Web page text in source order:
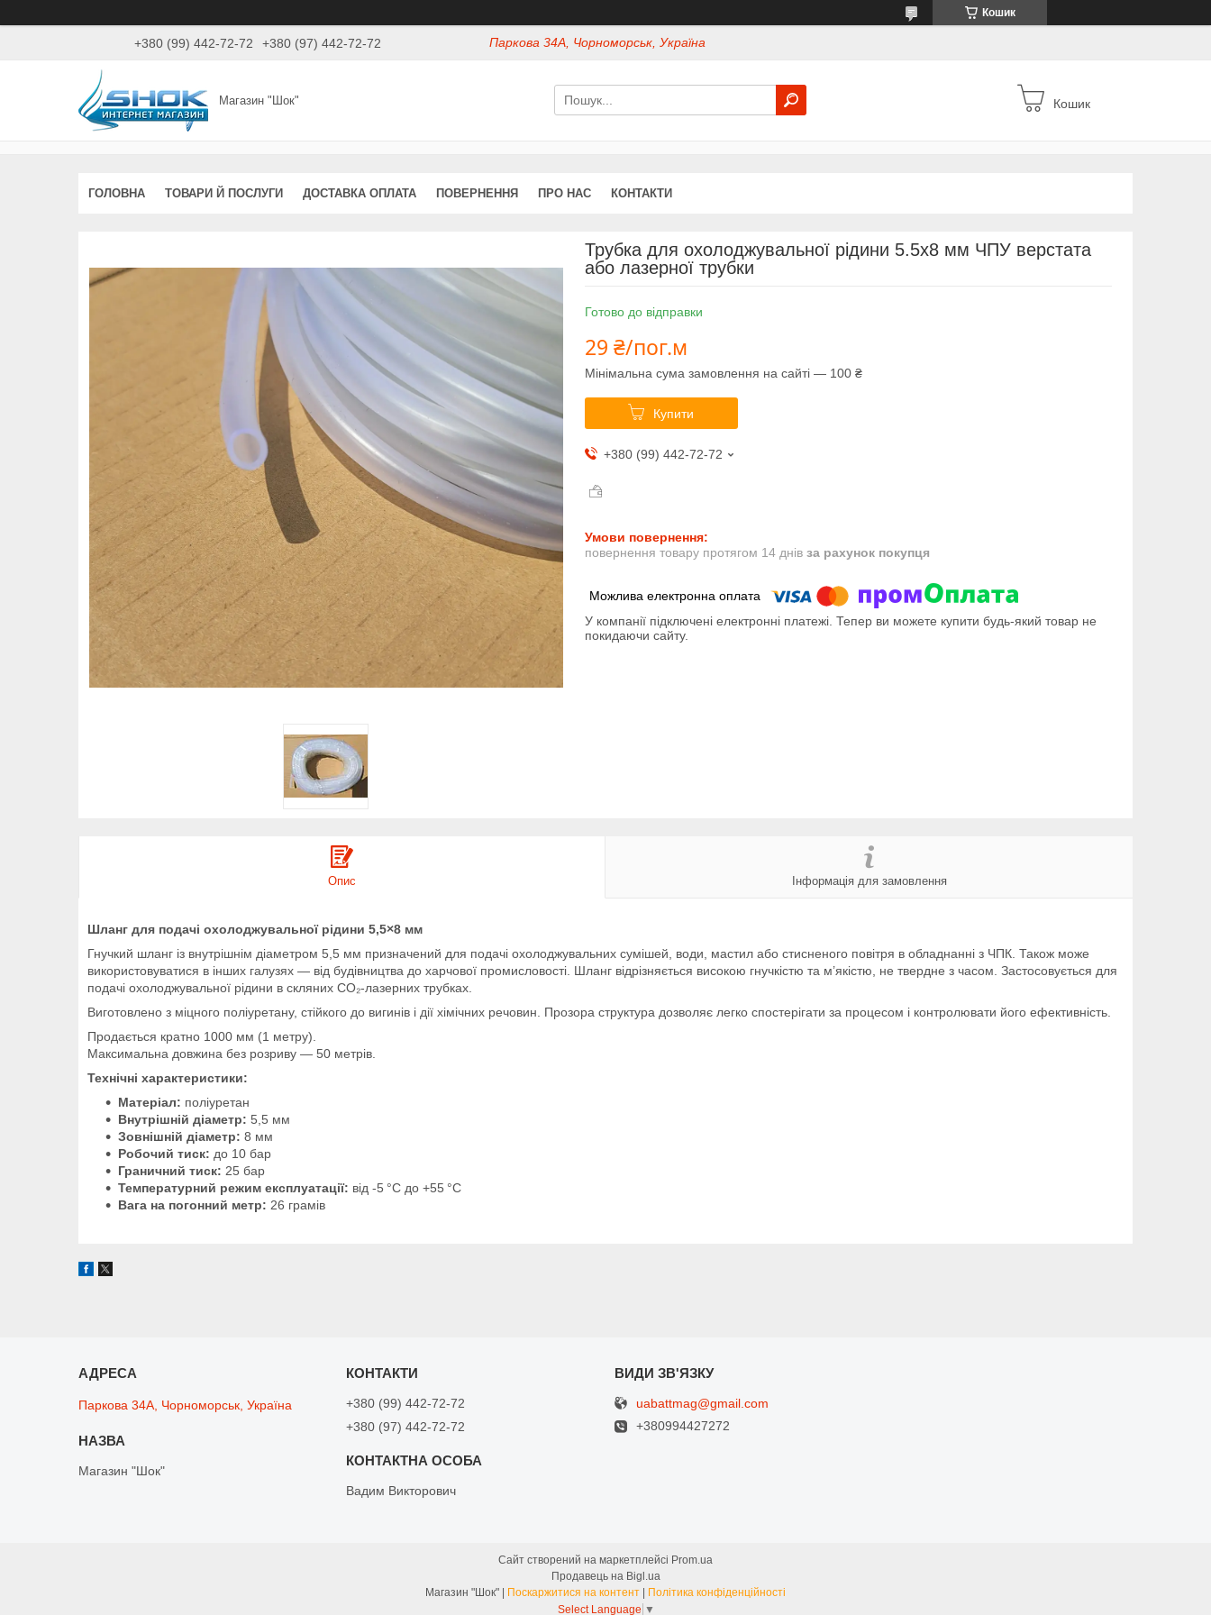
Кошик
+380 (99) 442-72-72 +380 (97) 442-72-72 Паркова 34А, Чорноморськ, Україна
Магазин "Шок" Кошик
ГОЛОВНА ТОВАРИ Й ПОСЛУГИ ДОСТАВКА ОПЛАТА ПОВЕРНЕННЯ ПРО НАС КОНТАКТИ
Трубка для охолоджувальної рідини 5.5х8 мм ЧПУ верстата
або лазерної трубки
Готово до відправки
29 ₴/пог.м
Мінімальна сума замовлення на сайті — 100 ₴
Купити
+380 (99) 442-72-72
повернення товару протягом 14 днів за рахунок покупця
У компанії підключені електронні платежі. Тепер ви можете купити будь-який товар не
покидаючи сайту.
Опис Інформація для замовлення
Шланг для подачі охолоджувальної рідини 5,5×8 мм
Гнучкий шланг із внутрішнім діаметром 5,5 мм призначений для подачі охолоджувальних сумішей, води, мастил або стисненого повітря в обладнанні з ЧПК. Також може
використовуватися в інших галузях — від будівництва до харчової промисловості. Шланг відрізняється високою гнучкістю та м’якістю, не твердне з часом. Застосовується для
подачі охолоджувальної рідини в скляних СО₂-лазерних трубках.
Виготовлено з міцного поліуретану, стійкого до вигинів і дії хімічних речовин. Прозора структура дозволяє легко спостерігати за процесом і контролювати його ефективність.
Продається кратно 1000 мм (1 метру).
Максимальна довжина без розриву — 50 метрів.
Технічні характеристики:
Матеріал: поліуретан
Внутрішній діаметр: 5,5 мм
Зовнішній діаметр: 8 мм
Робочий тиск: до 10 бар
Граничний тиск: 25 бар
Температурний режим експлуатації: від -5 °C до +55 °C
Вага на погонний метр: 26 грамів
Паркова 34А, Чорноморськ, Україна
Магазин "Шок"
+380 (99) 442-72-72
+380 (97) 442-72-72
Вадим Викторович
uabattmag@gmail.com
+380994427272
Сайт створений на маркетплейсі Prom.ua
Продавець на Bigl.ua
Поскаржитися на контент
Політика конфіденційності
Select Language ▼